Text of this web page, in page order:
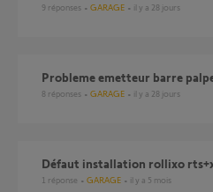
9 réponses GARAGE il y a 28 jours
Probleme emetteur barre
8 réponses GARAGE il y a 28 jours
défaut installation rollixo
1 réponse GARAGE il y a 5 mois